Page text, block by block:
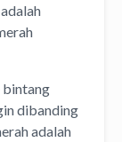
bintang
dibanding
adalah